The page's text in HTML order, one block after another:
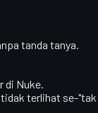
tanda tanya.
di Nuke.
terlihat se-